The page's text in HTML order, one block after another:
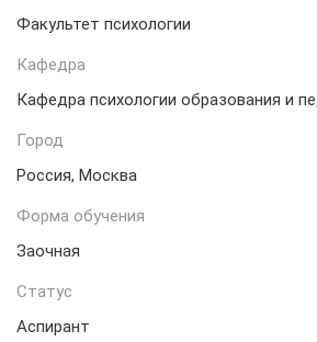
Факультет психологии
Кафедра
Кафедра психологии образования и
Город
Россия, Москва
Форма обучения
Заочная
Статус
Аспирант